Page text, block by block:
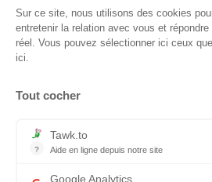
Sur ce site, nous utilisons des cookies
entretenir la relation avec vous et
réel. Vous pouvez sélectionner ici ceux
ici.
Tout cocher
?
Tawk.to
Aide en ligne depuis notre site
Google Analytics